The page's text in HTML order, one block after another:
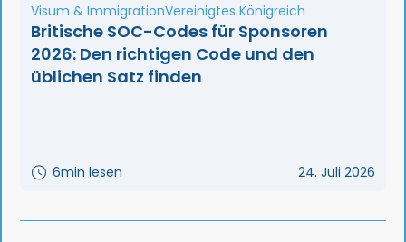
Visum & ImmigrationVereinigtes Königreich
Britische SOC-Codes für Sponsoren
2026: Den richtigen Code und den
üblichen Satz finden
6min lesen 24. Juli 2026